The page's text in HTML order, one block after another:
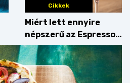
Cikkek
Miért lett ennyire
népszerű az Espresso
Martini – és mit
érdemes enni mellé?